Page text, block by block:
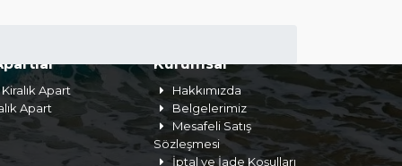
Apart
Apart
Kurumsal
Hakkımızda
Belgelerimiz
Mesafeli Satış
Sözleşmesi
İptal ve İade Koşulları